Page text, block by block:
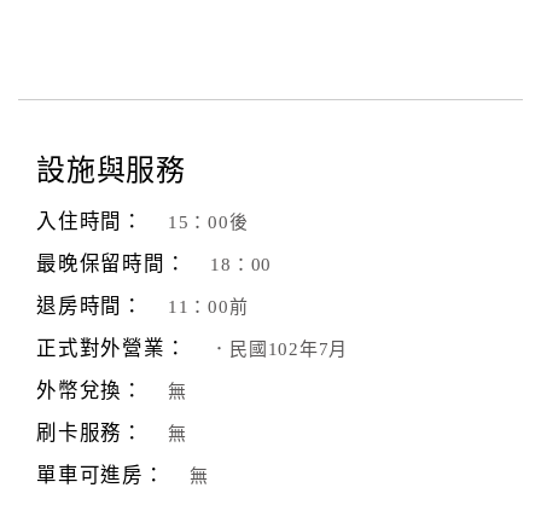
顧
客
滿
度
訂
單
理
設施與服務
入住時間： 15：00後
最晚保留時間： 18：00
退房時間： 11：00前
正式對外營業： ．民國102年7月
外幣兌換： 無
刷卡服務： 無
單車可進房： 無